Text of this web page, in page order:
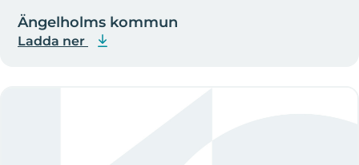
Ängelholms kommun
Ladda ner